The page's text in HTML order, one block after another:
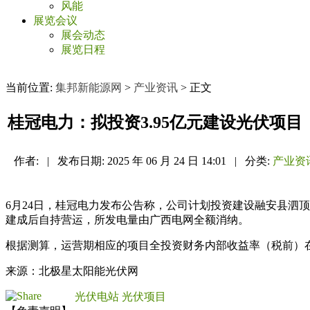
风能
展览会议
展会动态
展览日程
当前位置: 集邦新能源网 > 产业资讯 > 正文
桂冠电力：拟投资3.95亿元建设光伏项目
作者: | 发布日期: 2025 年 06 月 24 日 14:01 | 分类: 产业资
6月24日，桂冠电力发布公告称，公司计划投资建设融安县泗
建成后自持营运，所发电量由广西电网全额消纳。
根据测算，运营期相应的项目全投资财务内部收益率（税前
来源：北极星太阳能光伏网
光伏电站 光伏项目